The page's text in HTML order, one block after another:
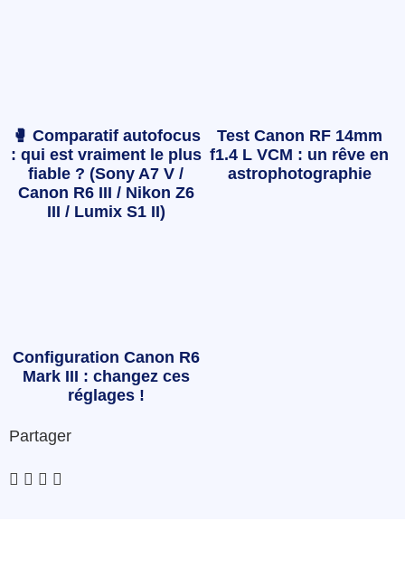
🥊 Comparatif autofocus
: qui est vraiment le plus
fiable ? (Sony A7 V /
Canon R6 III / Nikon Z6
III / Lumix S1 II)
Test Canon RF 14mm
f1.4 L VCM : un rêve en
astrophotographie
Configuration Canon R6
Mark III : changez ces
réglages !
Partager